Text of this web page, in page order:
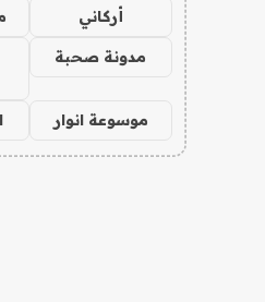
أركاني
مدونة صحبة
موسوعة انوار